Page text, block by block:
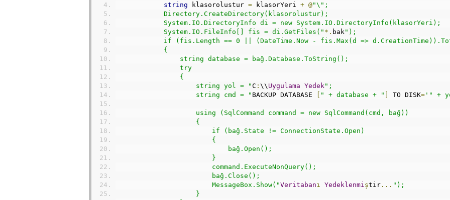
string klasorolustur = klasorYeri + @"\";
            Directory.CreateDirectory(klasorolustur);
            System.IO.DirectoryInfo di = new System.IO.DirectoryInfo(klasorYeri);
            System.IO.FileInfo[] fis = di.GetFiles("
*. bak");
if (fis.Length == 0 || (DateTime.Now - fis.Max(d =>
            {
                string database = bağ.Database.ToString();
                try
                {
                    string yol = "
C : \\ Uygulama Yedek";
                    string cmd = "
BACKUP DATABASE " + database + " TO DISK= '" +
                    using (SqlCommand command = new SqlCommand(cmd, bağ))
                    {
                        if (bağ.State != ConnectionState.Open)
                        {
                            bağ.Open();
                        }
                        command.ExecuteNonQuery();
                        bağ.Close();
                        MessageBox.Show("
Veritabanı Yedeklenmiştir ... ");
                    }